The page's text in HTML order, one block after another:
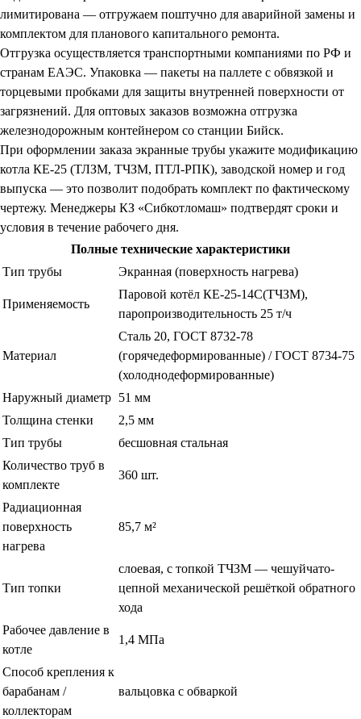
лимитирована — отгружаем поштучно для аварийной замены и
комплектом для планового капитального ремонта.
Отгрузка осуществляется транспортными компаниями по РФ и
странам ЕАЭС. Упаковка — пакеты на паллете с обвязкой и
торцевыми пробками для защиты внутренней поверхности от
загрязнений. Для оптовых заказов возможна отгрузка
железнодорожным контейнером со станции Бийск.
При оформлении заказа экранные трубы укажите модификацию
котла КЕ-25 (ТЛЗМ, ТЧЗМ, ПТЛ-РПК), заводской номер и год
выпуска — это позволит подобрать комплект по фактическому
чертежу. Менеджеры КЗ «Сибкотломаш» подтвердят сроки и
условия в течение рабочего дня.
Полные технические характеристики
Тип трубы
Экранная (поверхность нагрева)
Применяемость
Паровой котёл КЕ-25-14С(ТЧЗМ),
паропроизводительность 25 т/ч
Материал
Сталь 20, ГОСТ 8732-78
(горячедеформированные) / ГОСТ 8734-75
(холоднодеформированные)
Наружный диаметр 51 мм
Толщина стенки
2,5 мм
Тип трубы
бесшовная стальная
Количество труб в
комплекте
360 шт.
Радиационная
поверхность
нагрева
85,7 м²
Тип топки
слоевая, с топкой ТЧЗМ — чешуйчато-
цепной механической решёткой обратного
хода
Рабочее давление в
котле
1,4 МПа
Способ крепления к
барабанам /
коллекторам
вальцовка с обваркой